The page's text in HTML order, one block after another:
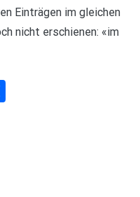
Einträgen im gleichen
nicht erschienen: «im